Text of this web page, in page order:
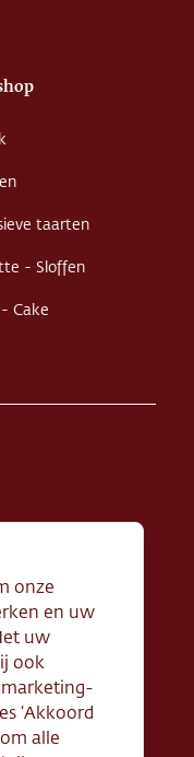
taarten
- Sloffen
Cake
onze
en uw
uw
ook
‘Akkoord
alle